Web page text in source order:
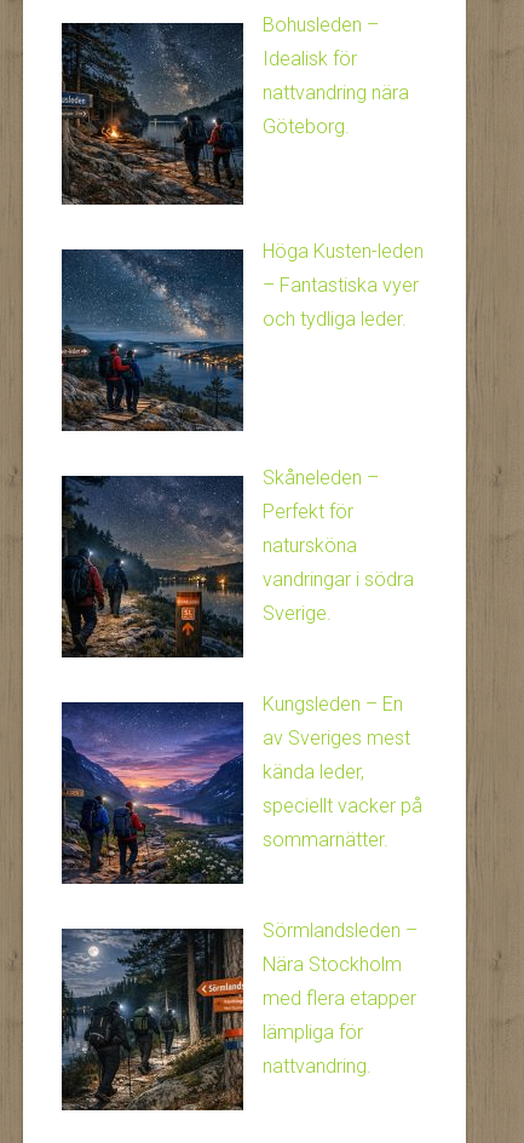
Bohusleden –
Idealisk för
nattvandring nära
Göteborg.
Höga Kusten-leden
– Fantastiska vyer
och tydliga leder.
Skåneleden –
Perfekt för
natursköna
vandringar i södra
Sverige.
Kungsleden – En
av Sveriges mest
kända leder,
speciellt vacker på
sommarnätter.
Sörmlandsleden –
Nära Stockholm
med flera etapper
lämpliga för
nattvandring.